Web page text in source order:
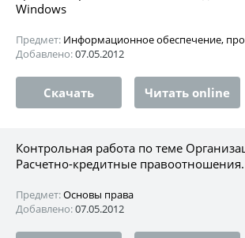
Windows
Предмет: Информационное обеспечение,
Добавлено:07.05.2012
Скачать Читать online
Контрольная работа по теме
Расчетно-кредитные
Предмет:Основы права
Добавлено:07.05.2012